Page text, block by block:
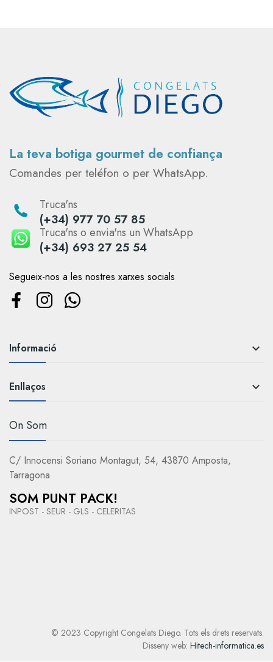
La teva botiga gourmet de confiança
Comandes per teléfon o per WhatsApp.
Truca'ns
(+34) 977 70 57 85
Truca'ns o envia'ns un WhatsApp
(+34) 693 27 25 54
Segueix-nos a les nostres xarxes socials
Informació 
Enllaços 
On Som
C/ Innocensi Soriano Montagut, 54, 43870 Amposta,
Tarragona
SOM PUNT PACK!
INPOST - SEUR - GLS - CELERITAS
© 2023 Copyright Congelats Diego. Tots els drets reservats.
Disseny web: Hitech-informatica.es